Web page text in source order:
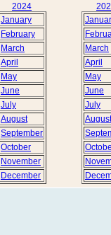
2024
January
February
March
April
May
June
July
August
September
October
November
December
March
April
May
June
July
August